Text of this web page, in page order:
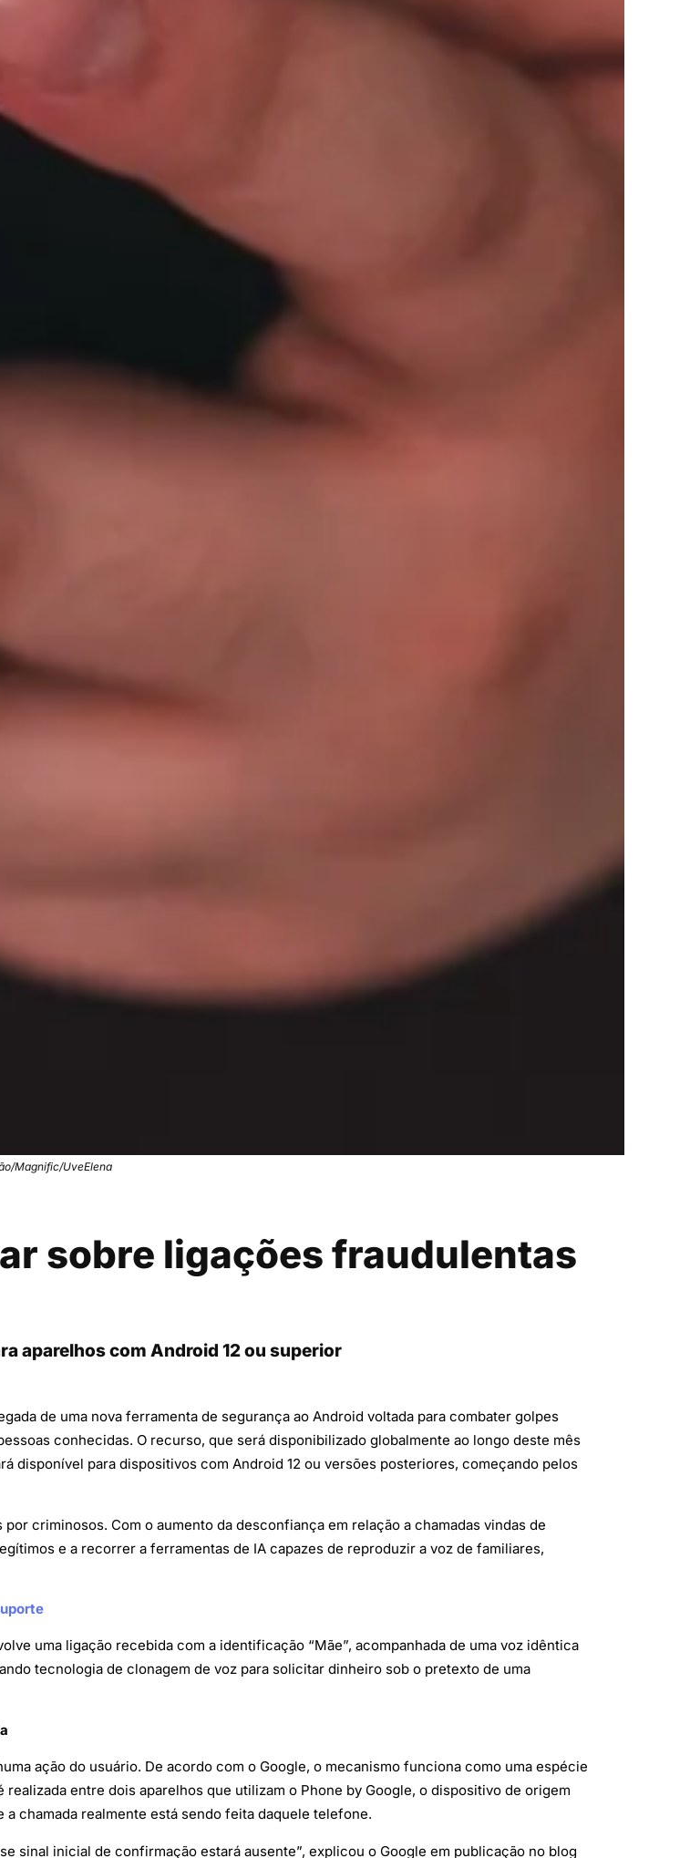
Magnific/UveElena
sobre ligações fraudulentas
aparelhos com Android 12 ou superior
de uma nova ferramenta de segurança ao Android voltada para combater golpes
conhecidas. O recurso, que será disponibilizado globalmente ao longo deste mês
disponível para dispositivos com Android 12 ou versões posteriores, começando pelos
criminosos. Com o aumento da desconfiança em relação a chamadas vindas de
e a recorrer a ferramentas de IA capazes de reproduzir a voz de familiares,
uma ligação recebida com a identificação “Mãe”, acompanhada de uma voz idêntica
tecnologia de clonagem de voz para solicitar dinheiro sob o pretexto de uma
ação do usuário. De acordo com o Google, o mecanismo funciona como uma espécie
entre dois aparelhos que utilizam o Phone by Google, o dispositivo de origem
chamada realmente está sendo feita daquele telefone.
sinal inicial de confirmação estará ausente”, explicou o Google em publicação no blog